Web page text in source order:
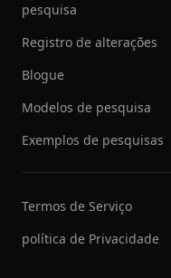
pesquisa
Registro de alterações
Blogue
Modelos de pesquisa
Exemplos de pesquisas
Termos de Serviço
política de Privacidade